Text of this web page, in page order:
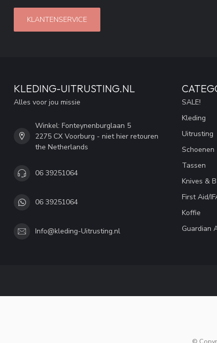
KLANTENSERVICE
KLEDING-UITRUSTING.NL
Alles voor jou missie
Winkel: Fonteynenburglaan 5
2275 CX Voorburg - niet hier retouren
the Netherlands
06 39251064
06 39251064
Info@kleding-Uitrusting.nl
SALE!
Kleding
Uitrusting
Schoenen
Tassen
Knives &
First Aid/
Koffie
Guardian
©